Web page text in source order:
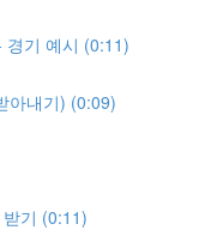
경기 예시 (0:11)
아내기) (0:09)
기 (0:11)